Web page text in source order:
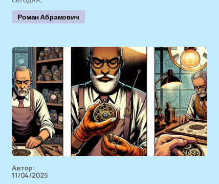
Роман Абрамович
Автор:
11/04/2025